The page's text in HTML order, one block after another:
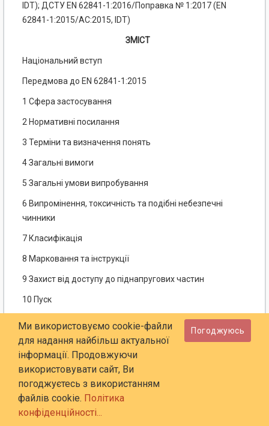
IDT); ДСТУ EN 62841-1:2016/Поправка № 1:2017 (EN
62841-1:2015/АС:2015, IDT)
ЗМІСТ
Національний вступ
Передмова до EN 62841-1:2015
1 Сфера застосування
2 Нормативні посилання
3 Терміни та визначення понять
4 Загальні вимоги
5 Загальні умови випробування
6 Випромінення, токсичність та подібні небезпечні
чинники
7 Класифікація
8 Марковання та інструкції
9 Захист від доступу до піднапругових частин
10 Пуск
11 Споживана потужність та сила струму
12 Нагрівання
13 Теплостійкість та реакція на вогонь
14 Вологостійкість
15 Корозійна тривкість
Ми використовуємо cookie-файли
для надання найбільш актуальної
інформації. Продовжуючи
використовувати сайт, Ви
погоджуєтесь з використанням
файлів cookie. Політика
конфіденційності...
Погоджуюсь